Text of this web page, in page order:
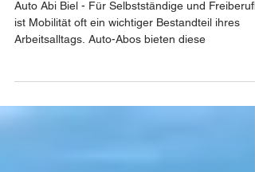
Freiberufler: Steuerliche
Aspekte
ist Mobilität oft ein wichtiger Bestandteil ihres